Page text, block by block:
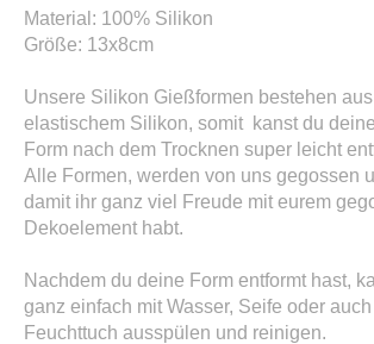
Material: 100% Silikon
Größe: 13x8cm
Unsere Silikon Gießformen bestehen
elastischem Silikon, somit kanst du
Form nach dem Trocknen super leicht
Alle Formen, werden von uns gegossen
damit ihr ganz viel Freude mit eurem
Dekoelement habt.
Nachdem du deine Form entformt hast,
ganz einfach mit Wasser, Seife oder
Feuchttuch ausspülen und reinigen.